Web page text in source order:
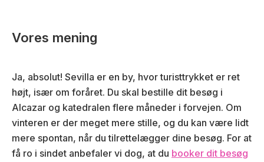
Vores mening
Ja, absolut! Sevilla er en by, hvor turisttrykket er ret
højt, især om foråret. Du skal bestille dit besøg i
Alcazar og katedralen flere måneder i forvejen. Om
vinteren er der meget mere stille, og du kan være lidt
mere spontan, når du tilrettelægger dine besøg. For at
få ro i sindet anbefaler vi dog, at du booker dit besøg